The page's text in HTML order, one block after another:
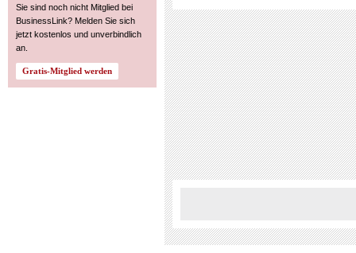
Sie sind noch nicht Mitglied bei
BusinessLink? Melden Sie sich
jetzt kostenlos und unverbindlich
an.